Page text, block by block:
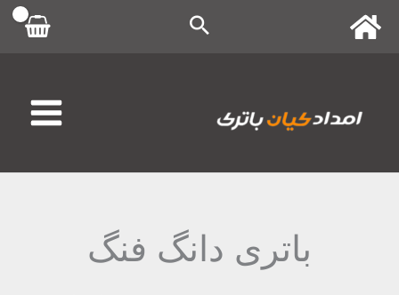
پرش
باتری دانگ فنگ